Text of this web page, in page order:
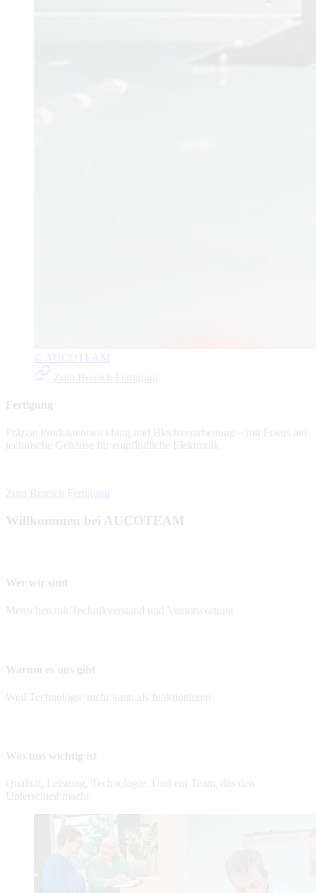
© AUCOTEAM
Zum Bereich Fertigung
Fertigung
Präzise Produktentwicklung und Blechverarbeitung – mit Fokus auf
technische Gehäuse für empfindliche Elektronik
Zum Bereich Fertigung
Willkommen bei AUCOTEAM
Wer wir sind
Menschen mit Technikverstand und Verantwortung
Warum es uns gibt
Weil Technologie mehr kann als funktionieren
Was uns wichtig ist
Qualität, Leistung, Technologie. Und ein Team, das den
Unterschied macht